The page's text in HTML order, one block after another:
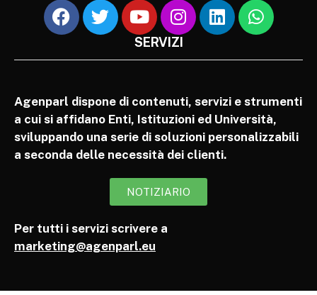
SERVIZI
Agenparl dispone di contenuti, servizi e strumenti
a cui si affidano Enti, Istituzioni ed Università,
sviluppando una serie di soluzioni personalizzabili
a seconda delle necessità dei clienti.
NOTIZIARIO
Per tutti i servizi scrivere a
marketing@agenparl.eu